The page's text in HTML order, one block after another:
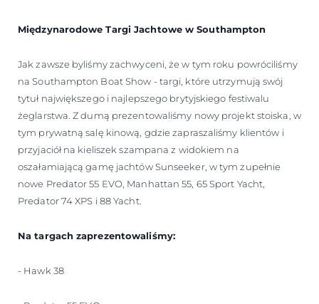
Międzynarodowe Targi Jachtowe w Southampton
Jak zawsze byliśmy zachwyceni, że w tym roku powróciliśmy
na Southampton Boat Show - targi, które utrzymują swój
tytuł największego i najlepszego brytyjskiego festiwalu
żeglarstwa. Z dumą prezentowaliśmy nowy projekt stoiska, w
tym prywatną salę kinową, gdzie zapraszaliśmy klientów i
przyjaciół na kieliszek szampana z widokiem na
oszałamiającą gamę jachtów Sunseeker, w tym zupełnie
nowe Predator 55 EVO, Manhattan 55, 65 Sport Yacht,
Predator 74 XPS i 88 Yacht.
Na targach zaprezentowaliśmy:
- Hawk 38